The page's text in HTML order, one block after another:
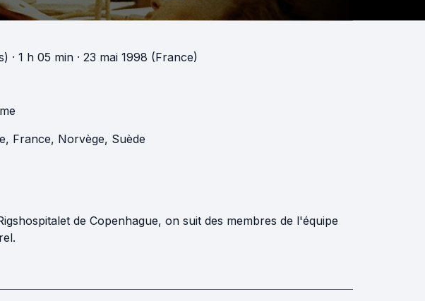
· 1 h 05 min · 23 mai 1998 (France)
, France, Norvège, Suède
de Copenhague, on suit des membres de l'équipe